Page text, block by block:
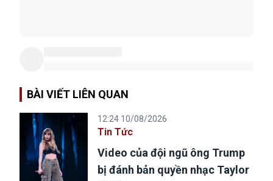
BÀI VIẾT LIÊN QUAN
12:24 10/08/2026
Tin Tức
Video của đội ngũ ông Trump
bị đánh bản quyền nhạc Taylor